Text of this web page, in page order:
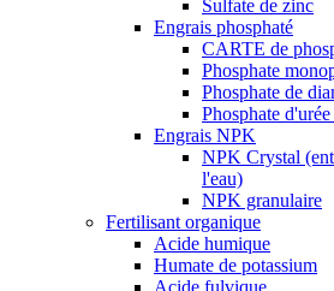
Sulfate de zinc
Engrais phosphaté
CARTE de
Phosphate
Phosphate de
Phosphate
Engrais NPK
NPK Crystal
l'eau)
NPK granulaire
Fertilisant organique
Acide humique
Humate de potassium
Acide fulvique